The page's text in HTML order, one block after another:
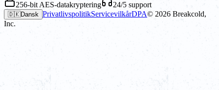
256-bit AES-datakryptering 24/5 support
🇩🇰Dansk PrivatlivspolitikServicevilkårDPA© 2026 Breakcold,
Inc.